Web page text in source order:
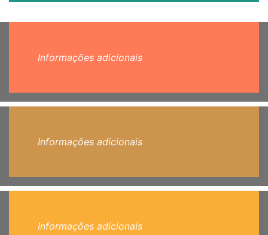
Informações adicionais
Informações adicionais
Informações adicionais